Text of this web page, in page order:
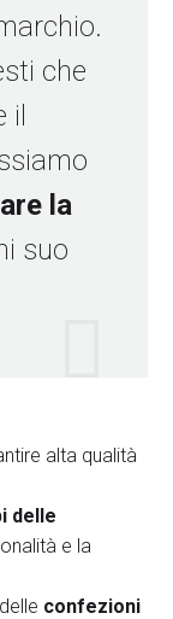
che
il
la
suo
alta qualità
delle
e la
confezioni